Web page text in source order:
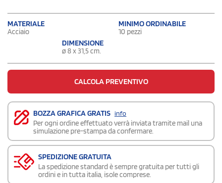
MATERIALE
Acciaio
MINIMO ORDINABILE
10 pezzi
DIMENSIONE
ø 8 x 31,5 cm.
CALCOLA PREVENTIVO
BOZZA GRAFICA GRATIS info
Per ogni ordine effettuato verrà inviata tramite mail una
simulazione pre-stampa da confermare.
SPEDIZIONE GRATUITA
La spedizione standard è sempre gratuita per tutti gli
ordini e in tutta italia, isole comprese.